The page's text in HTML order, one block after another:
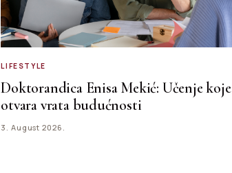
LIFESTYLE
Doktorandica Enisa Mekić: Učenje koje
otvara vrata budućnosti
3. August 2026.